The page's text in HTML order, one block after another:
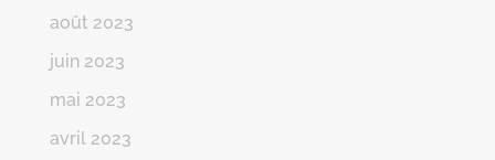
août 2023
juin 2023
mai 2023
avril 2023